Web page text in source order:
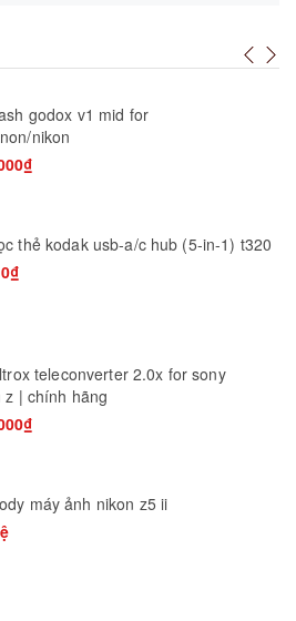
godox v1 mid for
nikon
thẻ kodak usb-a/c hub (5-in-1) t320
teleconverter 2.0x for sony
z | chính hãng
máy ảnh nikon z5 ii